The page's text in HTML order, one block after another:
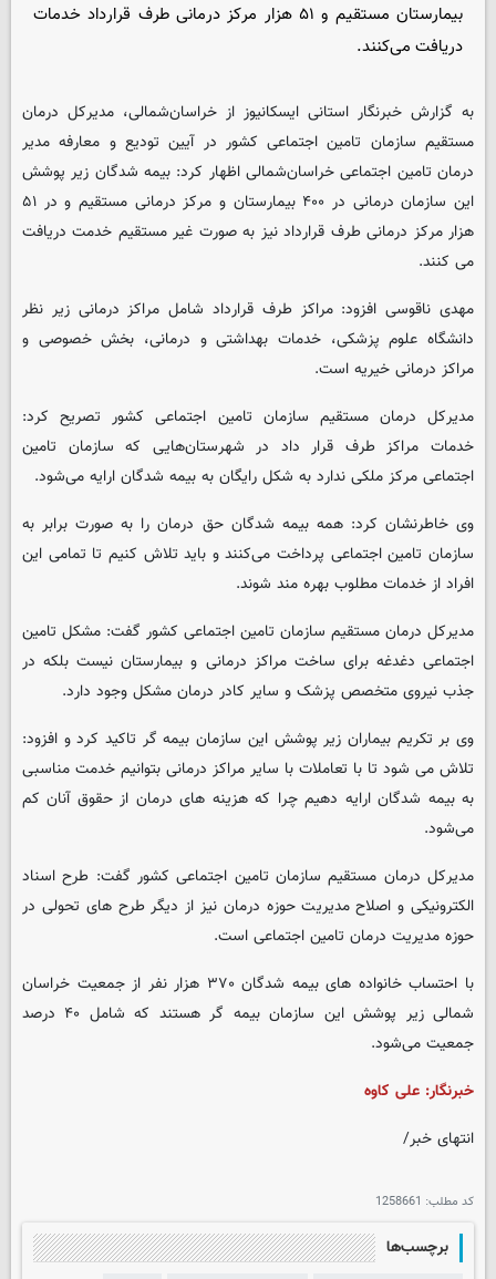
بیمارستان مستقیم و ۵۱ هزار مرکز درمانی طرف قرارداد خدمات
دریافت می‌کنند.
به گزارش خبرنگار استانی ایسکانیوز از خراسان‌شمالی، مدیرکل درمان
مستقیم سازمان تامین اجتماعی کشور در آیین تودیع و معارفه مدیر
درمان تامین اجتماعی خراسان‌شمالی اظهار کرد: بیمه شدگان زیر پوشش
این سازمان درمانی در ۴۰۰ بیمارستان و مرکز درمانی مستقیم و در ۵۱
هزار مرکز درمانی طرف قرارداد نیز به صورت غیر مستقیم خدمت دریافت
می کنند.
مهدی ناقوسی افزود: مراکز طرف قرارداد شامل مراکز درمانی زیر نظر
دانشگاه علوم پزشکی، خدمات بهداشتی و درمانی، بخش خصوصی و
مراکز درمانی خیریه است.
مدیرکل درمان مستقیم سازمان تامین اجتماعی کشور تصریح کرد:
خدمات مراکز طرف قرار داد در شهرستان‌هایی که سازمان تامین
اجتماعی مرکز ملکی ندارد به شکل رایگان به بیمه شدگان ارایه می‌شود.
وی خاطرنشان کرد: همه بیمه شدگان حق درمان را به صورت برابر به
سازمان تامین اجتماعی پرداخت می‌کنند و باید تلاش کنیم تا تمامی این
افراد از خدمات مطلوب بهره مند شوند.
مدیرکل درمان مستقیم سازمان تامین اجتماعی کشور گفت: مشکل تامین
اجتماعی دغدغه برای ساخت مراکز درمانی و بیمارستان نیست بلکه در
جذب نیروی متخصص پزشک و سایر کادر درمان مشکل وجود دارد.
وی بر تکریم بیماران زیر پوشش این سازمان بیمه گر تاکید کرد و افزود:
تلاش می شود تا با تعاملات با سایر مراکز درمانی بتوانیم خدمت مناسبی
به بیمه شدگان ارایه دهیم چرا که هزینه های درمان از حقوق آنان کم
می‌شود.
مدیرکل درمان مستقیم سازمان تامین اجتماعی کشور گفت: طرح اسناد
الکترونیکی و اصلاح مدیریت حوزه درمان نیز از دیگر طرح های تحولی در
حوزه مدیریت درمان تامین اجتماعی است.
با احتساب خانواده های بیمه شدگان ۳۷۰ هزار نفر از جمعیت خراسان
شمالی زیر پوشش این سازمان بیمه گر هستند که شامل ۴۰ درصد
جمعیت می‌شود.
خبرنگار: علی کاوه
انتهای خبر/
کد مطلب: 1258661
برچسب‌ها